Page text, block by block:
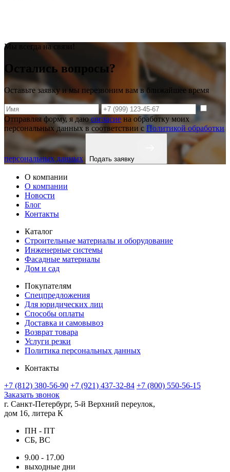
Мы всегда на связи!
Остались вопросы?
Оставьте заявку и мы перезвоним вам в ближайшее время
Отправляя форму, я даюсогласие на обработку моих
персональных данных в соответствии с Политикой обработки
персональных данных Подать заявку
О компании
О компании
Новости
Блог
Контакты
Каталог
Строительные материалы и оборудование
Инженерные системы
Фасадные материалы
Дом и сад
Покупателям
Спецпредложения
Для юридических лиц
Способы оплаты
Доставка и самовывоз
Возврат товара
Услуги резки
Политика персональных данных
Контакты
+7 (812) 380-56-90 +7 (921) 437-32-84 +7 (800) 550-56-15
Заказать звонок
г. Санкт-Петербург, 5-й Верхний переулок,
дом 16, литера К
ПН - ПТ
СБ, ВС
9.00 - 17.00
выходные дни